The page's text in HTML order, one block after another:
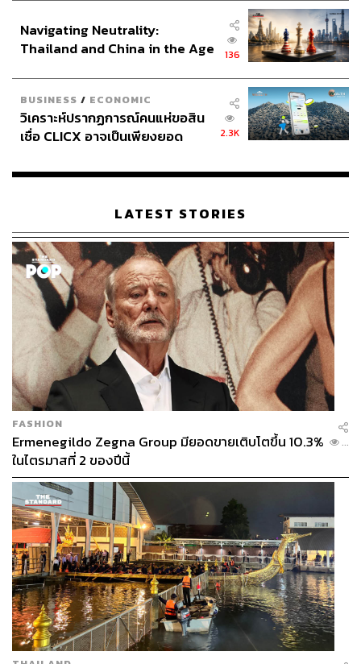
Navigating Neutrality:
Thailand and China in the Age
136
BUSINESS / ECONOMIC
วิเคราะห์ปรากฏการณ์คนแห่ขอสิน
เชื่อ CLICX อาจเป็นเพียงยอด
เรือนไทยที่ถูกซุกไว้
2.3K
LATEST STORIES
FASHION
Ermenegildo Zegna Group มียอดขายเติบโตขึ้น 10.3%
ในไตรมาสที่ 2 ของปีนี้
...